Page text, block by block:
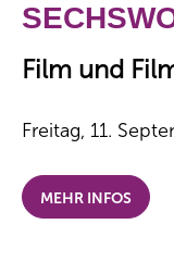
Film und
Freitag, 11.
MEHR INFOS